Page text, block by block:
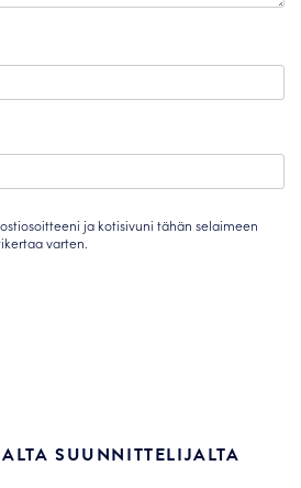
ja kotisivuni tähän selaimeen
varten.
SUUNNITTELIJALTA